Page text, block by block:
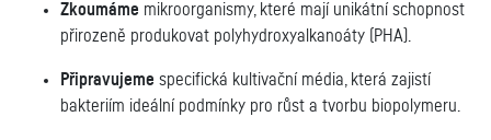
Zkoumáme mikroorganismy, které mají unikátní schopnost
přirozeně produkovat polyhydroxyalkanoáty (PHA).
Připravujeme specifická kultivační média, která zajistí
bakteriím ideální podmínky pro růst a tvorbu biopolymeru.